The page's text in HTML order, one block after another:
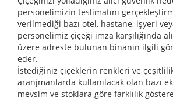
personelimizin teslimatını
verilmediği bazı otel, hastane, işyeri
personelimiz çiçeği imza karşılığında
üzere adreste bulunan binanın ilgili
eder.
İstediğiniz çiçeklerin renkleri ve
aranjmanlarda kullanılacak olan bazı
mevsim ve stoklara göre farklılık